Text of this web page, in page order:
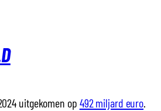
uitgekomen op 492 miljard euro.